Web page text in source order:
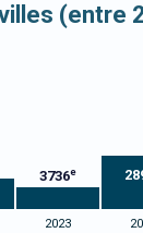
(entre
3736e
2023